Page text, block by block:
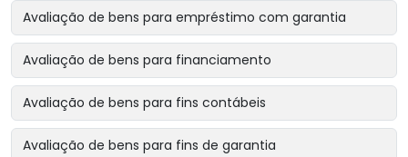
Avaliação de bens para empréstimo com garantia
Avaliação de bens para financiamento
Avaliação de bens para fins contábeis
Avaliação de bens para fins de garantia